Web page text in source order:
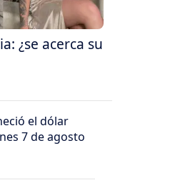
¿se acerca su
el dólar
7 de agosto